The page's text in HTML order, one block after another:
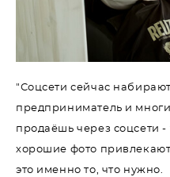
"Соцсети сейчас
предприниматель и
продаёшь через соцсети -
хорошие фото
это именно то, что нужно.